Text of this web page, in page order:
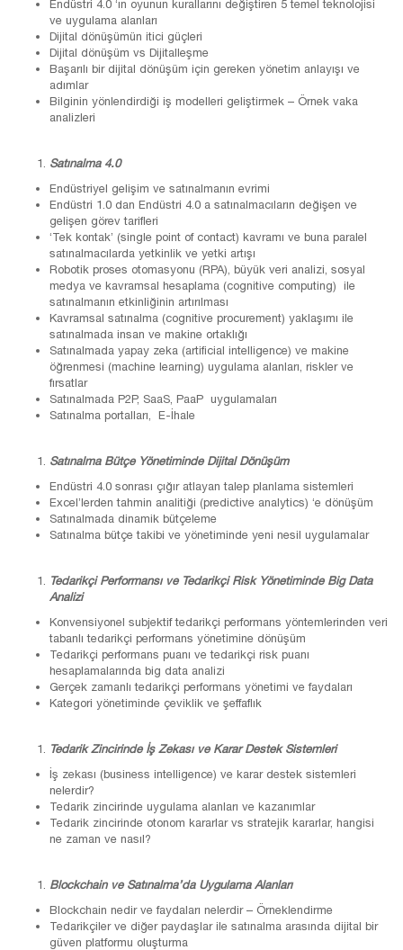
Endüstri 4.0 ‘ın oyunun kurallarını değiştiren 5 temel teknolojisi
ve uygulama alanları
Dijital dönüşümün itici güçleri
Dijital dönüşüm vs Dijitalleşme
Başarılı bir dijital dönüşüm için gereken yönetim anlayışı ve
adımlar
Bilginin yönlendirdiği iş modelleri geliştirmek – Örnek vaka
analizleri
Satınalma 4.0
Endüstriyel gelişim ve satınalmanın evrimi
Endüstri 1.0 dan Endüstri 4.0 a satınalmacıların değişen ve
gelişen görev tarifleri
‘Tek kontak’ (single point of contact) kavramı ve buna paralel
satınalmacılarda yetkinlik ve yetki artışı
Robotik proses otomasyonu (RPA), büyük veri analizi, sosyal
medya ve kavramsal hesaplama (cognitive computing) ile
satınalmanın etkinliğinin artırılması
Kavramsal satınalma (cognitive procurement) yaklaşımı ile
satınalmada insan ve makine ortaklığı
Satınalmada yapay zeka (artificial intelligence) ve makine
öğrenmesi (machine learning) uygulama alanları, riskler ve
fırsatlar
Satınalmada P2P, SaaS, PaaP uygulamaları
Satınalma portalları, E-İhale
Satınalma Bütçe Yönetiminde Dijital Dönüşüm
Endüstri 4.0 sonrası çığır atlayan talep planlama sistemleri
Excel’lerden tahmin analitiği (predictive analytics) ‘e dönüşüm
Satınalmada dinamik bütçeleme
Satınalma bütçe takibi ve yönetiminde yeni nesil uygulamalar
Tedarikçi Performansı ve Tedarikçi Risk Yönetiminde Big Data
Analizi
Konvensiyonel subjektif tedarikçi performans yöntemlerinden veri
tabanlı tedarikçi performans yönetimine dönüşüm
Tedarikçi performans puanı ve tedarikçi risk puanı
hesaplamalarında big data analizi
Gerçek zamanlı tedarikçi performans yönetimi ve faydaları
Kategori yönetiminde çeviklik ve şeffaflık
Tedarik Zincirinde İş Zekası ve Karar Destek Sistemleri
İş zekası (business intelligence) ve karar destek sistemleri
nelerdir?
Tedarik zincirinde uygulama alanları ve kazanımlar
Tedarik zincirinde otonom kararlar vs stratejik kararlar, hangisi
ne zaman ve nasıl?
Blockchain ve Satınalma’da Uygulama Alanları
Blockchain nedir ve faydaları nelerdir – Örneklendirme
Tedarikçiler ve diğer paydaşlar ile satınalma arasında dijital bir
güven platformu oluşturma